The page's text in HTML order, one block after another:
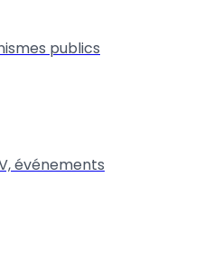
publics
événements